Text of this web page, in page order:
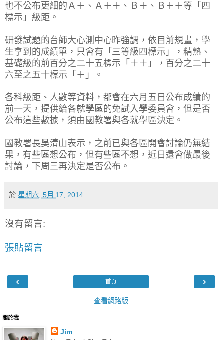
也不公布更細的Ａ＋、Ａ＋＋、Ｂ＋、Ｂ＋＋等「四
標示」級距。
研發試題的台師大心測中心昨強調，依目前規畫，學
生拿到的成績單，只會有「三等級四標示」，精熟、
基礎級的前百分之二十五標示「＋＋」，百分之二十
六至之五十標示「＋」。
各科級距、人數等資料，都會在六月五日公布成績的
前一天，提供給各就學區的免試入學委員會，但是否
公布這些數據，須由國教署與各就學區決定。
國教署長吳清山表示，之前已與各區開會討論仍無結
果，有些區想公布，但有些區不想，近日還會做最後
討論，下周三再決定是否公布。
於 星期六, 5月 17, 2014
沒有留言:
張貼留言
‹ ›
首頁
查看網路版
關於我
Jim